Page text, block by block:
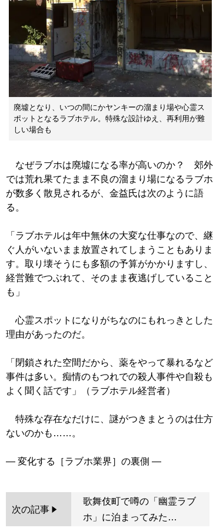
廃墟となり、いつの間にかヤンキーの溜まり場や心霊ス
ポットとなるラブホテル。特殊な設計ゆえ、再利用が難
しい場合も
なぜラブホは廃墟になる率が高いのか？ 郊外
では荒れ果てたまま不良の溜まり場になるラブホ
が数多く散見されるが、金益氏は次のように語
る。
「ラブホテルは年中無休の大変な仕事なので、継
ぐ人がいないまま放置されてしまうこともありま
す。取り壊そうにも多額の予算がかかりますし、
経営難でつぶれて、そのまま夜逃げしていること
も」
心霊スポットになりがちなのにもれっきとした
理由があったのだ。
「閉鎖された空間だから、薬をやって暴れるなど
事件は多い。痴情のもつれでの殺人事件や自殺も
よく聞く話です」（ラブホテル経営者）
特殊な存在なだけに、謎がつきまとうのは仕方
ないのかも……。
次の記事
歌舞伎町で噂の「幽霊ラブ
ホ」に泊まってみた…